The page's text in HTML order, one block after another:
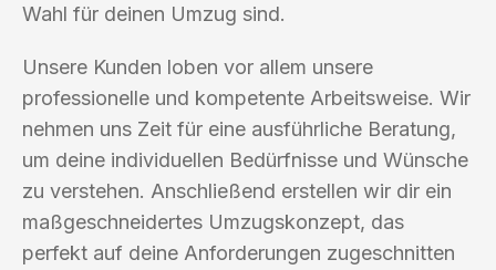
Wahl für deinen Umzug sind.
Unsere Kunden loben vor allem unsere
professionelle und kompetente Arbeitsweise. Wir
nehmen uns Zeit für eine ausführliche Beratung,
um deine individuellen Bedürfnisse und Wünsche
zu verstehen. Anschließend erstellen wir dir ein
maßgeschneidertes Umzugskonzept, das
perfekt auf deine Anforderungen zugeschnitten